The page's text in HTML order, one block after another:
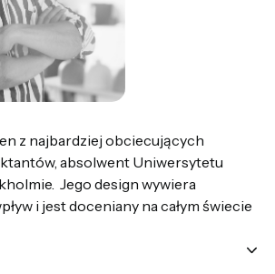
z najbardziej obciecujących
absolwent Uniwersytetu
Jego design wywiera
i jest doceniany na całym świecie